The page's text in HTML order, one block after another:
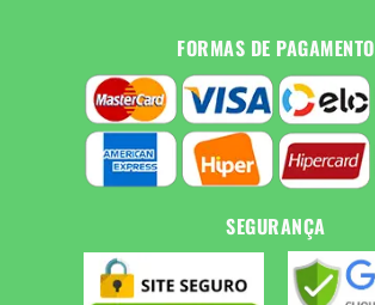
FORMAS DE PAGAMENTO
SEGURANÇA